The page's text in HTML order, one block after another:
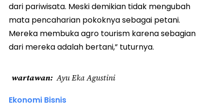
dari pariwisata. Meski demikian tidak mengubah
mata pencaharian pokoknya sebagai petani.
Mereka membuka agro tourism karena sebagian
dari mereka adalah bertani,” tuturnya.
wartawan Ayu Eka Agustini
Ekonomi Bisnis